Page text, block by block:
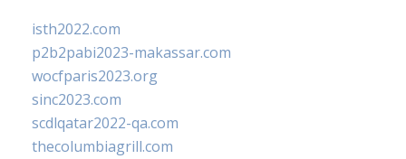
isth2022.com
p2b2pabi2023-makassar.com
wocfparis2023.org
sinc2023.com
scdlqatar2022-qa.com
thecolumbiagrill.com